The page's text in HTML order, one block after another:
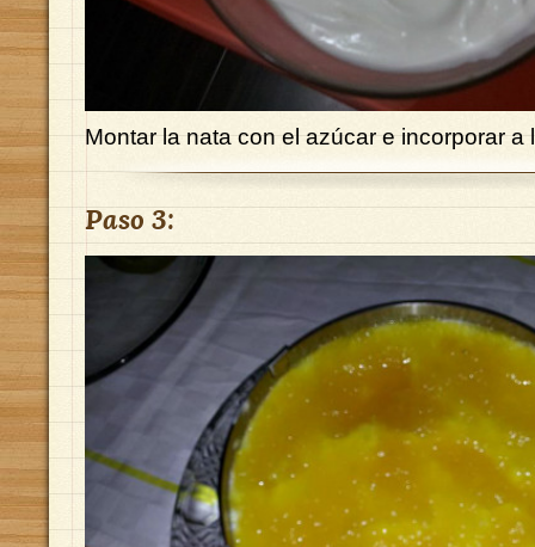
Montar la nata con el azúcar e incorporar a
Paso 3: